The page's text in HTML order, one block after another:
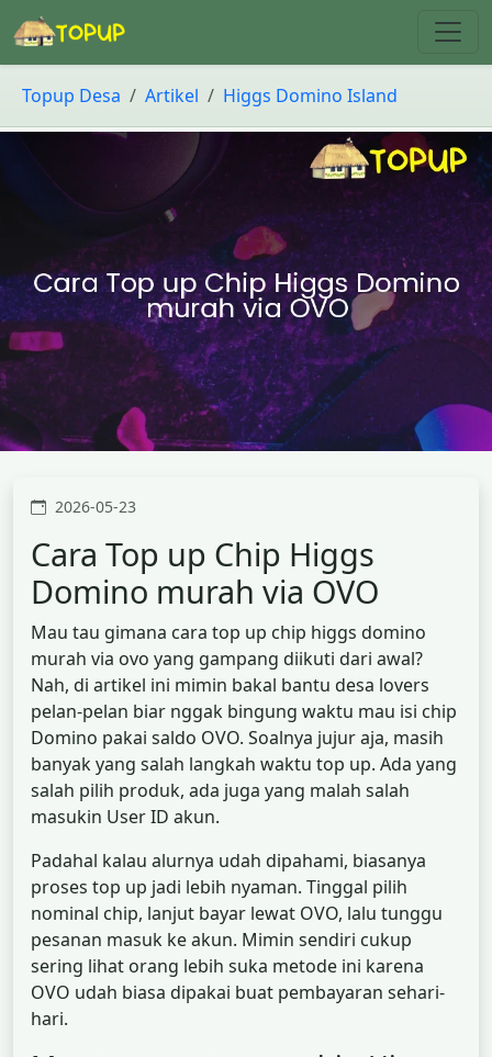
Topup Desa Artikel Higgs Domino Island
2026-05-23
Cara Top up Chip Higgs
Domino murah via OVO
Mau tau gimana cara top up chip higgs domino
murah via ovo yang gampang diikuti dari awal?
Nah, di artikel ini mimin bakal bantu desa lovers
pelan-pelan biar nggak bingung waktu mau isi chip
Domino pakai saldo OVO. Soalnya jujur aja, masih
banyak yang salah langkah waktu top up. Ada yang
salah pilih produk, ada juga yang malah salah
masukin User ID akun.
Padahal kalau alurnya udah dipahami, biasanya
proses top up jadi lebih nyaman. Tinggal pilih
nominal chip, lanjut bayar lewat OVO, lalu tunggu
pesanan masuk ke akun. Mimin sendiri cukup
sering lihat orang lebih suka metode ini karena
OVO udah biasa dipakai buat pembayaran sehari-
hari.